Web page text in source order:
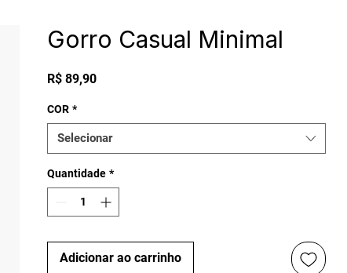
Gorro Casual Minimal
R$ 89,90Preço
COR *
Selecionar
Quantidade *
Adicionar ao carrinho